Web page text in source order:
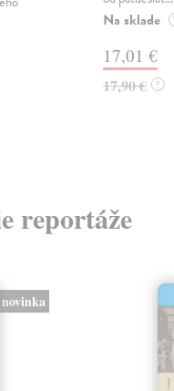
Na sklade
17,01 €
17,90 € ?
reportáže
novinka